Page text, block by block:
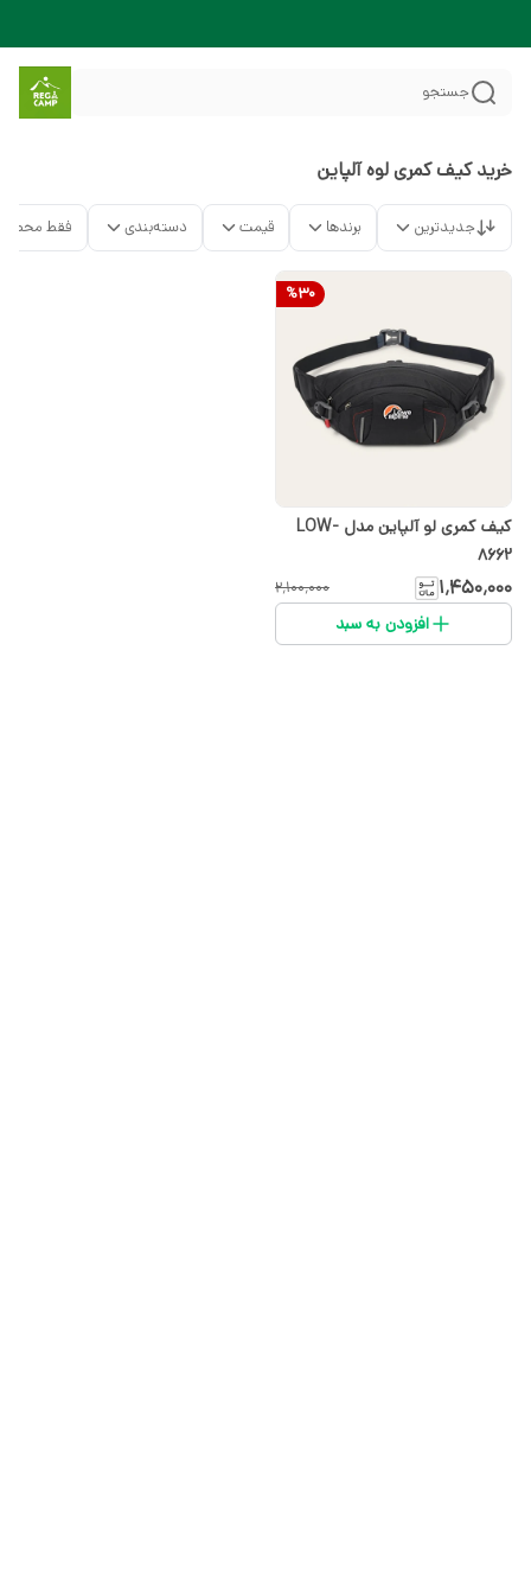
جستجو
خرید کیف کمری لوه آلپاین
جدیدترین برندها قیمت دسته‌بندی فقط
%30
کیف کمری لو آلپاین مدل LOW-
8662
۱٬۴۵۰٬۰۰۰ ۲٬۱۰۰٬۰۰۰
افزودن به سبد